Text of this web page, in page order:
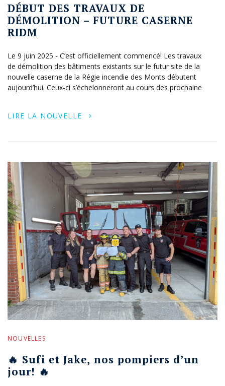
DÉBUT DES TRAVAUX DE
DÉMOLITION – FUTURE CASERNE
RIDM
Le 9 juin 2025 - C’est officiellement commencé! Les travaux
de démolition des bâtiments existants sur le futur site de la
nouvelle caserne de la Régie incendie des Monts débutent
aujourd’hui. Ceux-ci s’échelonneront au cours des prochaine
LIRE LA NOUVELLE
NOUVELLES
🔥 Sufi et Jake, nos pompiers d’un
jour! 🔥